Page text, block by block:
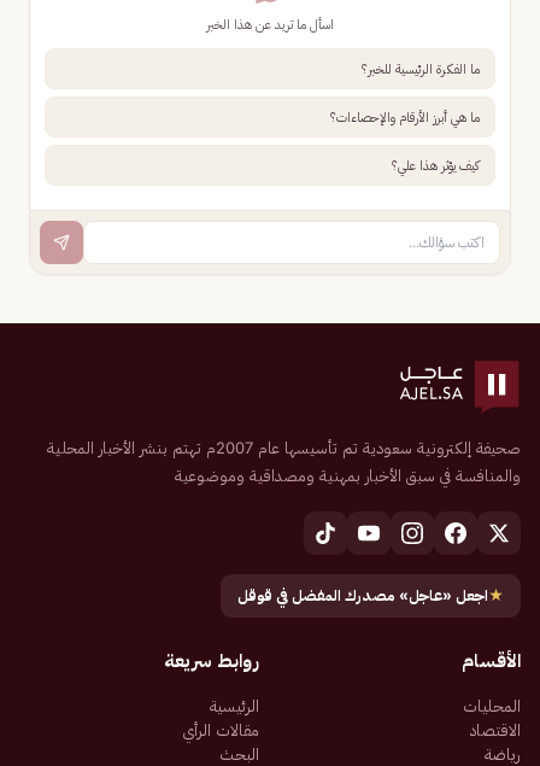
اسأل ما تريد عن هذا الخبر
ما الفكرة الرئيسية للخبر؟
ما هي أبرز الأرقام والإحصاءات؟
كيف يؤثر هذا علي؟
صحيفة إلكترونية سعودية تم تأسيسها عام 2007م تهتم بنشر الأخبار المحلية
والمنافسة في سبق الأخبار بمهنية ومصداقية وموضوعية
★اجعل «عاجل» مصدرك المفضل في قوقل
الأقسام
المحليات
الاقتصاد
رياضة
روابط سريعة
الرئيسية
مقالات الرأي
البحث